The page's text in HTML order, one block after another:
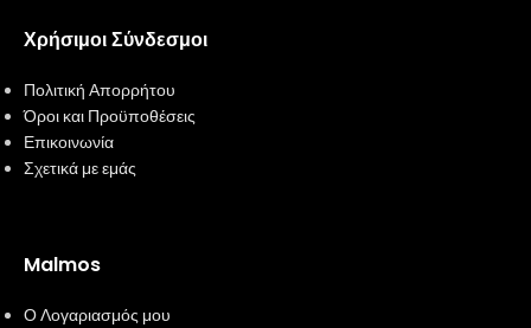
Χρήσιμοι Σύνδεσμοι
Πολιτική Απορρήτου
Όροι και Προϋποθέσεις
Επικοινωνία
Σχετικά με εμάς
Malmos
Ο Λογαριασμός μου